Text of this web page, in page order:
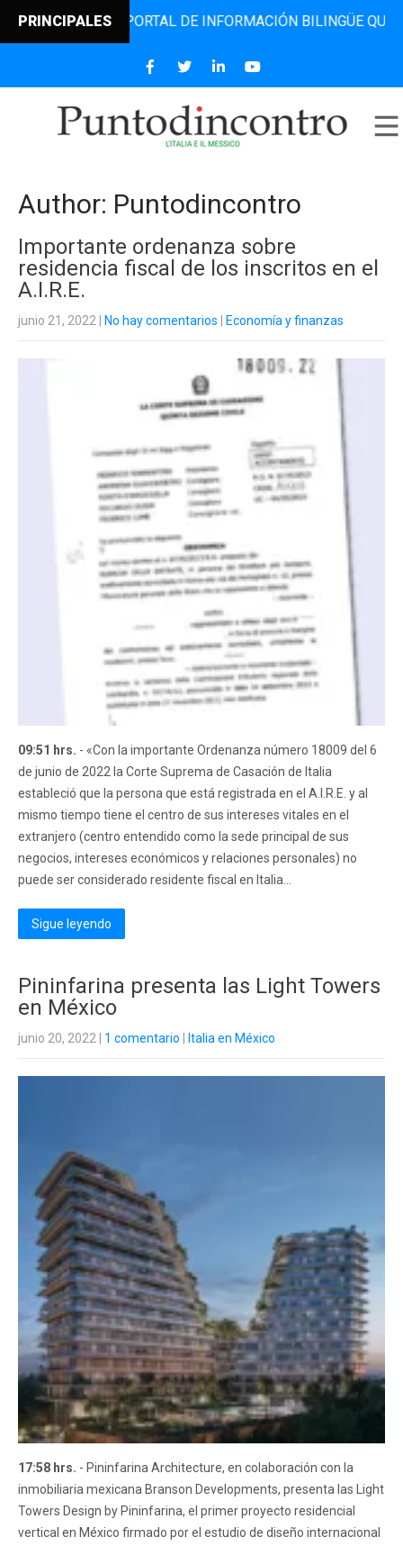
PRINCIPALES
PORTAL DE INFORMACIÓN BILINGÜE QUE DESDE 2006
Author: Puntodincontro
Importante ordenanza sobre
residencia fiscal de los inscritos en el
A.I.R.E.
junio 21, 2022 No hay comentarios Economía y finanzas
09:51 hrs. - «Con la importante Ordenanza número 18009 del 6
de junio de 2022 la Corte Suprema de Casación de Italia
estableció que la persona que está registrada en el A.I.R.E. y al
mismo tiempo tiene el centro de sus intereses vitales en el
extranjero (centro entendido como la sede principal de sus
negocios, intereses económicos y relaciones personales) no
puede ser considerado residente fiscal en Italia...
Sigue leyendo
Pininfarina presenta las Light Towers
en México
junio 20, 2022 1 comentario Italia en México
17:58 hrs. - Pininfarina Architecture, en colaboración con la
inmobiliaria mexicana Branson Developments, presenta las Light
Towers Design by Pininfarina, el primer proyecto residencial
vertical en México firmado por el estudio de diseño internacional